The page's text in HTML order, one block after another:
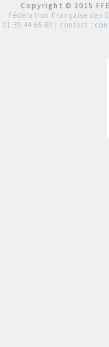
Copyright © 2015
Fédération Française des
01 39 44 65 80 | contact :